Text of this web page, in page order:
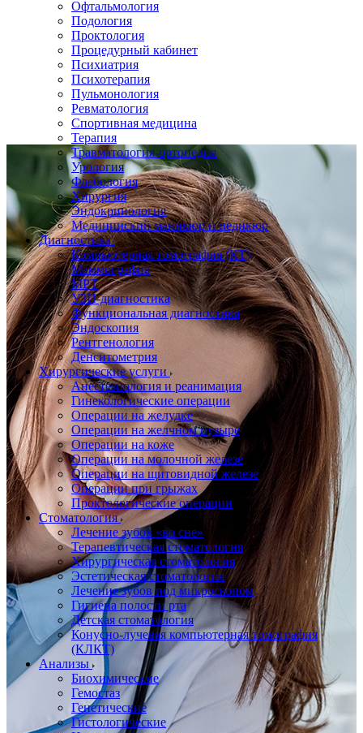
Офтальмология
Подология
Проктология
Процедурный кабинет
Психиатрия
Психотерапия
Пульмонология
Ревматология
Спортивная медицина
Терапия
Травматология-ортопедия
Урология
Флебология
Хирургия
Эндокринология
Медицинский маникюр и педикюр
Диагностика
Компьютерная томография (КТ)
Маммография
МРТ
УЗИ-диагностика
Функциональная диагностика
Эндоскопия
Рентгенология
Денситометрия
Хирургические услуги
Анестезиология и реанимация
Гинекологические операции
Операции на желудке
Операции на желчном пузыре
Операции на коже
Операции на молочной железе
Операции на щитовидной железе
Операции при грыжах
Проктологические операции
Стоматология
Лечение зубов «во сне»
Терапевтическая стоматология
Хирургическая стоматология
Эстетическая стоматология
Лечение зубов под микроскопом
Гигиена полости рта
Детская стоматология
Конусно-лучевая компьютерная томография
(КЛКТ)
Анализы
Биохимические
Гемостаз
Генетические
Гистологические